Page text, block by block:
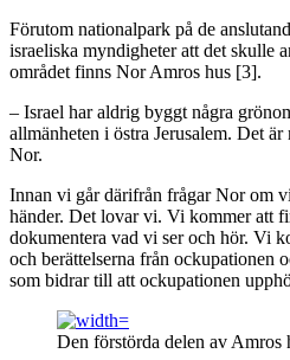
Förutom nationalpark på de
israeliska myndigheter att det skulle
området finns Nor Amros hus [3].
– Israel har aldrig byggt några
allmänheten i östra Jerusalem. Det
Nor.
Innan vi går därifrån frågar Nor om
händer. Det lovar vi. Vi kommer att
dokumentera vad vi ser och hör. Vi
och berättelserna från ockupationen
som bidrar till att ockupationen
Den förstörda delen av Amros